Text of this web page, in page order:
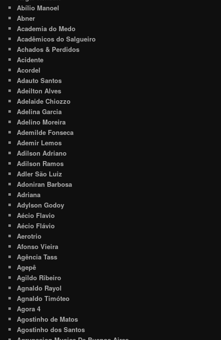
Abílio Manoel
Abner
Academia do Medo
Acadêmicos do Salgueiro
Achados & Perdidos
Acidente
Acordel
Adauto Santos
Adeilton Alves
Adelaide Chiozzo
Adelina Garcia
Adelino Moreira
Ademilde Fonseca
Ademir Lemos
Adilson Adriano
Adilson Ramos
Adler São Luiz
Adoniran Barbosa
Adriana
Adylson Godoy
Aécio Flavio
Aécio Flávio
Aerotrio
Afonso Vieira
Agência Tass
Agepê
Agildo Ribeiro
Agnaldo Rayol
Agnaldo Timóteo
Agora 4
Agostinho de Matos
Agostinho dos Santos